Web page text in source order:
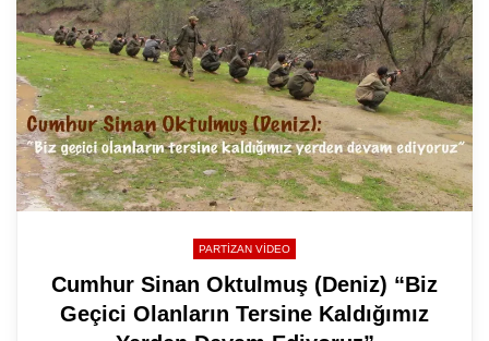
PARTIZAN VIDEO
Cumhur Sinan Oktulmuş (Deniz) “Biz
Geçici Olanların Tersine Kaldığımız